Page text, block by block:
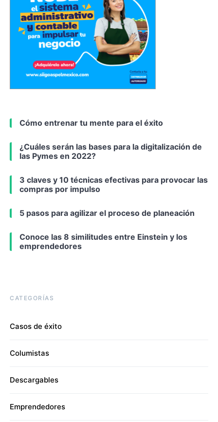
Cómo entrenar tu mente para el éxito
¿Cuáles serán las bases para la digitalización de
las Pymes en 2022?
3 claves y 10 técnicas efectivas para provocar las
compras por impulso
5 pasos para agilizar el proceso de planeación
Conoce las 8 similitudes entre Einstein y los
emprendedores
CATEGORÍAS
Casos de éxito
Columistas
Descargables
Emprendedores